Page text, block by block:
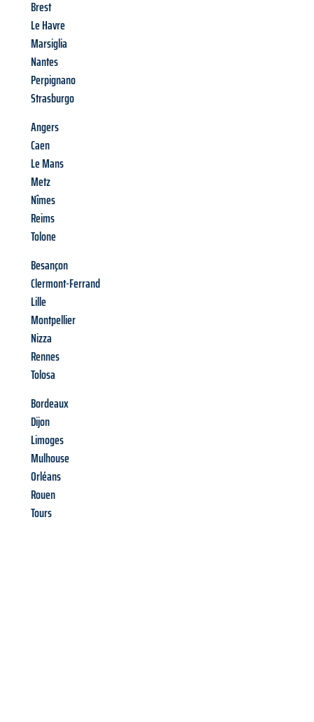
Brest
Le Havre
Marsiglia
Nantes
Perpignano
Strasburgo
Angers
Caen
Le Mans
Metz
Nîmes
Reims
Tolone
Besançon
Clermont-Ferrand
Lille
Montpellier
Nizza
Rennes
Tolosa
Bordeaux
Dijon
Limoges
Mulhouse
Orléans
Rouen
Tours